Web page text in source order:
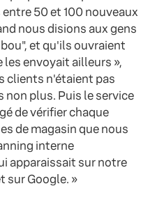
50 et 100 nouveaux
nous disions aux gens
et qu'ils ouvraient
les envoyait ailleurs »,
clients n'étaient pas
plus. Puis le service
de vérifier chaque
de magasin que nous
interne
apparaissait sur notre
sur Google. »